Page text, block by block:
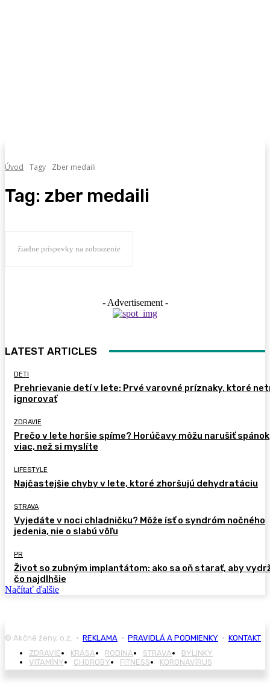
Úvod Tagy Zber medaili
Tag: zber medaili
žiadne príspevky na zobrazenie
- Advertisement -
LATEST ARTICLES
DETI
Prehrievanie detí v lete: Prvé varovné príznaky, ktoré
ignorovať
ZDRAVIE
Prečo v lete horšie spíme? Horúčavy môžu narušiť spánok
viac, než si myslíte
LIFESTYLE
Najčastejšie chyby v lete, ktoré zhoršujú dehydratáciu
STRAVA
Vyjedáte v noci chladničku? Môže ísť o syndróm nočného
jedenia, nie o slabú vôľu
PR
Život so zubným implantátom: ako sa oň starať, aby
čo najdlhšie
Načítať ďalšie
© Akčné ženy, o.z. • REKLAMA • PRAVIDLÁ A PODMIENKY • KONTAKT
ZDRAVIE
KRÁSA RODINA STRAVA
BYLINKY
VITAMÍNY
CHOROBY FITNESS KORONAVÍRUS